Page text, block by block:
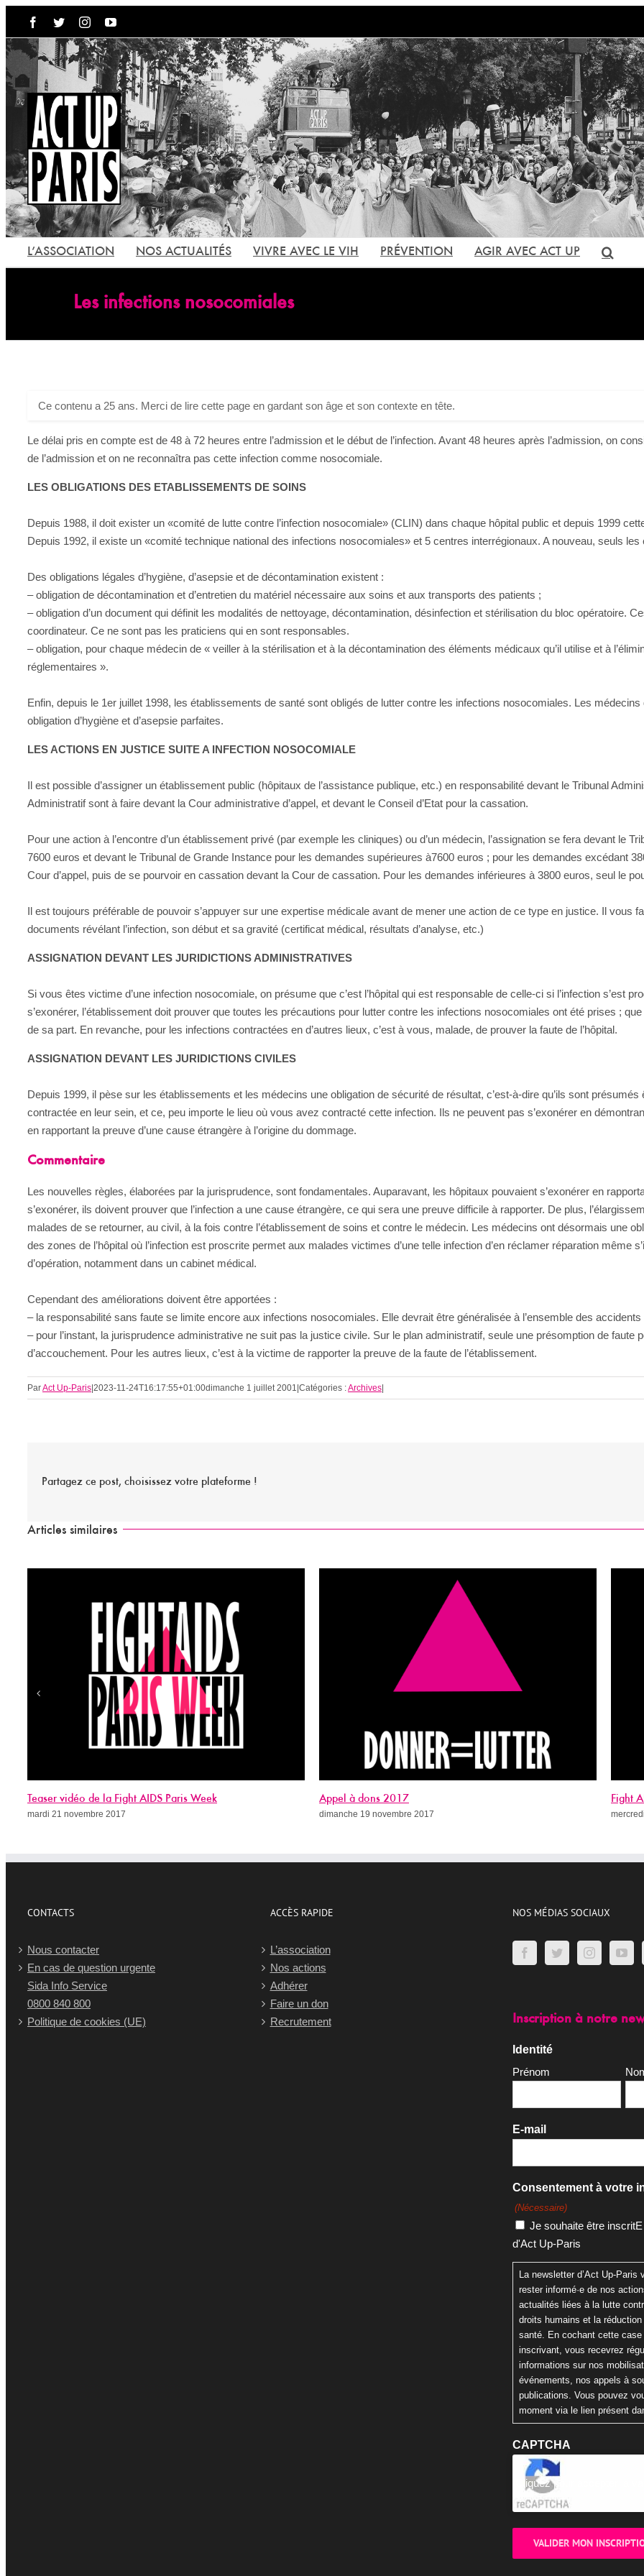
Passer
contenu
Facebook
TwitterInstagramYouTube
L’ASSOCIATION NOS ACTUALITÉS VIVRE AVEC LE VIH PRÉVENTION AGIR AVEC ACT UP
Les infections nosocomiales
Ce contenu a 25 ans. Merci de lire cette page en gardant son âge et son contexte en tête.
Le délai pris en compte est de 48 à 72 heures entre l’admission et le début de l’infection. Avant 48 heures après l’admission, on
de l’admission et on ne reconnaîtra pas cette infection comme nosocomiale.
LES OBLIGATIONS DES ETABLISSEMENTS DE SOINS
Depuis 1988, il doit exister un «comité de lutte contre l’infection nosocomiale» (CLIN) dans chaque hôpital public et depuis 1999
Depuis 1992, il existe un «comité technique national des infections nosocomiales» et 5 centres interrégionaux. A nouveau, seuls
Des obligations légales d’hygiène, d’asepsie et de décontamination existent :
– obligation de décontamination et d’entretien du matériel nécessaire aux soins et aux transports des patients ;
– obligation d’un document qui définit les modalités de nettoyage, décontamination, désinfection et stérilisation du bloc opératoire.
coordinateur. Ce ne sont pas les praticiens qui en sont responsables.
– obligation, pour chaque médecin de « veiller à la stérilisation et à la décontamination des éléments médicaux qu’il utilise et à
réglementaires ».
Enfin, depuis le 1er juillet 1998, les établissements de santé sont obligés de lutter contre les infections nosocomiales. Les
obligation d’hygiène et d’asepsie parfaites.
LES ACTIONS EN JUSTICE SUITE A INFECTION NOSOCOMIALE
Il est possible d’assigner un établissement public (hôpitaux de l’assistance publique, etc.) en responsabilité devant le Tribunal
Administratif sont à faire devant la Cour administrative d’appel, et devant le Conseil d’Etat pour la cassation.
Pour une action à l’encontre d’un établissement privé (par exemple les cliniques) ou d’un médecin, l’assignation se fera devant le
7600 euros et devant le Tribunal de Grande Instance pour les demandes supérieures à7600 euros ; pour les demandes excédant
Cour d’appel, puis de se pourvoir en cassation devant la Cour de cassation. Pour les demandes inférieures à 3800 euros, seul le
Il est toujours préférable de pouvoir s’appuyer sur une expertise médicale avant de mener une action de ce type en justice. Il vous
documents révélant l’infection, son début et sa gravité (certificat médical, résultats d’analyse, etc.)
ASSIGNATION DEVANT LES JURIDICTIONS ADMINISTRATIVES
Si vous êtes victime d’une infection nosocomiale, on présume que c’est l’hôpital qui est responsable de celle-ci si l’infection s’est
s’exonérer, l’établissement doit prouver que toutes les précautions pour lutter contre les infections nosocomiales ont été prises ;
de sa part. En revanche, pour les infections contractées en d’autres lieux, c’est à vous, malade, de prouver la faute de l’hôpital.
ASSIGNATION DEVANT LES JURIDICTIONS CIVILES
Depuis 1999, il pèse sur les établissements et les médecins une obligation de sécurité de résultat, c’est-à-dire qu’ils sont
contractée en leur sein, et ce, peu importe le lieu où vous avez contracté cette infection. Ils ne peuvent pas s’exonérer en
en rapportant la preuve d’une cause étrangère à l’origine du dommage.
Commentaire
Les nouvelles règles, élaborées par la jurisprudence, sont fondamentales. Auparavant, les hôpitaux pouvaient s’exonérer en
s’exonérer, ils doivent prouver que l’infection a une cause étrangère, ce qui sera une preuve difficile à rapporter. De plus,
malades de se retourner, au civil, à la fois contre l’établissement de soins et contre le médecin. Les médecins ont désormais une
des zones de l’hôpital où l’infection est proscrite permet aux malades victimes d’une telle infection d’en réclamer réparation même
d’opération, notamment dans un cabinet médical.
Cependant des améliorations doivent être apportées :
– la responsabilité sans faute se limite encore aux infections nosocomiales. Elle devrait être généralisée à l’ensemble des
– pour l’instant, la jurisprudence administrative ne suit pas la justice civile. Sur le plan administratif, seule une présomption de faute
d’accouchement. Pour les autres lieux, c’est à la victime de rapporter la preuve de la faute de l’établissement.
ParAct Up-Paris|2023-11-24T16:17:55+01:00dimanche 1 juillet 2001 |Catégories :Archives|
Partagez ce post, choisissez votre plateforme !
Articles similaires
Appel à dons 2017
dimanche 19 novembre 2017
Fight AIDS Paris Week (avec le programme !)
mercredi 8 novembre 2017
Sida,
CONTACTS
Nous contacter
En cas de question urgente
Sida Info Service
0800 840 800
Politique de cookies (UE)
ACCÈS RAPIDE
L’association
Nos actions
Adhérer
Faire un don
Recrutement
NOS MÉDIAS SOCIAUX
Inscription à notre
Identité
Prénom
E-mail
Consentement à votre
(Nécessaire)
Je souhaite être
d'Act Up-Paris
La newsletter d’Act Up-Paris
rester informé·e de nos
actualités liées à la lutte
droits humains et la
santé. En cochant cette case
inscrivant, vous recevrez
informations sur nos
événements, nos appels à
publications. Vous pouvez
moment via le lien présent
CAPTCHA
Cliquez pour accepter la